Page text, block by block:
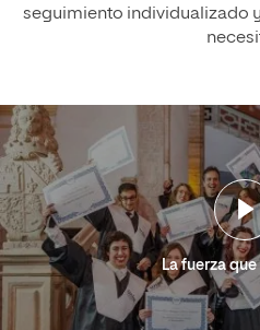
seguimiento individualizado
La fuerza